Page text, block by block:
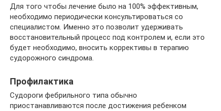
Для того чтобы лечение было на 100% эффективным,
необходимо периодически консультироваться со
специалистом. Именно это позволит удерживать
восстановительный процесс под контролем и, если это
будет необходимо, вносить коррективы в терапию
судорожного синдрома.
Профилактика
Судороги фебрильного типа обычно
приостанавливаются после достижения ребенком